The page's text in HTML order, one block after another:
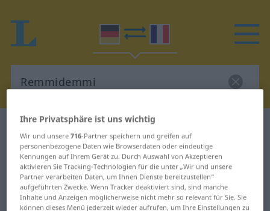
Deutsch-Französisch Wörterbuch
Deutsch-Französisch Übersetzung
für "Remmidemmi"
"Remmidemmi" Französisch
Ihre Privatsphäre ist uns wichtig
Wir und unsere716-Partner speichern und greifen auf
personenbezogene Daten wie Browserdaten oder eindeutige
Kennungen auf Ihrem Gerät zu. Durch Auswahl von Akzeptieren
aktivieren Sie Tracking-Technologien für die unter „Wir und unsere
Partner verarbeiten Daten, um Ihnen Dienste bereitzustellen“
aufgeführten Zwecke. Wenn Tracker deaktiviert sind, sind manche
Inhalte und Anzeigen möglicherweise nicht mehr so relevant für Sie. Sie
können dieses Menü jederzeit wieder aufrufen, um Ihre Einstellungen zu